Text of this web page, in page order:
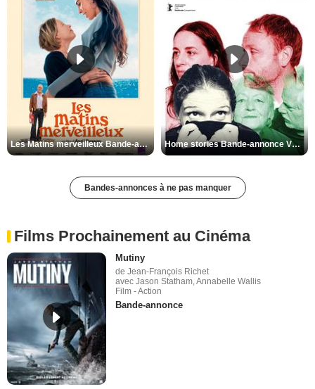
Les Matins merveilleux Bande-annonce VF Home stories Bande-annonce VO STFR
Bandes-annonces à ne pas manquer
Films Prochainement au Cinéma
Mutiny
de Jean-François Richet
avec Jason Statham, Annabelle Wallis
Film - Action
Bande-annonce